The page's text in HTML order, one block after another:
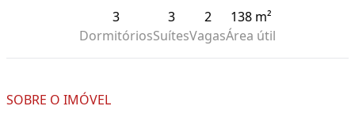
3
Dormitórios
3
Suítes
2
Vagas
138 m²
Área útil
SOBRE O IMÓVEL